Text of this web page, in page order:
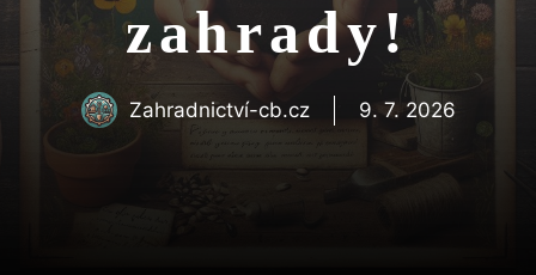
zahrady!
Zahradnictví-cb.cz 9. 7. 2026